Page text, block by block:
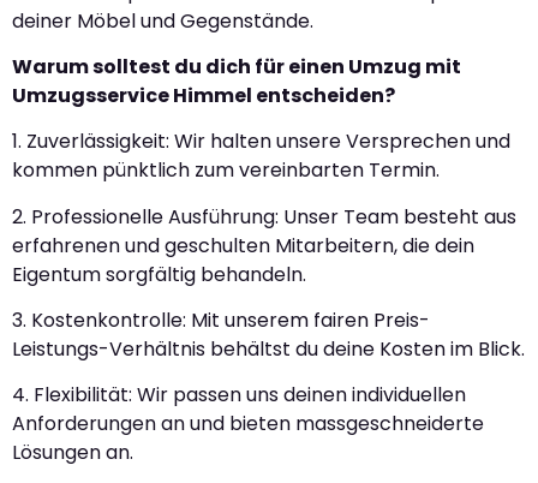
deiner Möbel und Gegenstände.
Warum solltest du dich für einen Umzug mit
Umzugsservice Himmel entscheiden?
1. Zuverlässigkeit: Wir halten unsere Versprechen und
kommen pünktlich zum vereinbarten Termin.
2. Professionelle Ausführung: Unser Team besteht aus
erfahrenen und geschulten Mitarbeitern, die dein
Eigentum sorgfältig behandeln.
3. Kostenkontrolle: Mit unserem fairen Preis-
Leistungs-Verhältnis behältst du deine Kosten im Blick.
4. Flexibilität: Wir passen uns deinen individuellen
Anforderungen an und bieten massgeschneiderte
Lösungen an.